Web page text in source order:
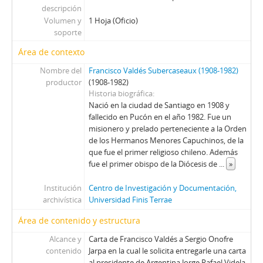
42 - Entrevista transcrita a Sergio Onofre Jarpa
43 - Telex de Sergio Onofre Jarpa al Representante de las Naciones Unidas
45 - Transcripción de la Intervención del Embajador de Chile en las Naciones Unidas Almirante Ismael Huerta
46 - Lista de candidatos a senadores apoyados por Chile Futuro con autor [desconocido]
47 - Informe "La destrucción de la democracia en Chile" con autor [desconocido]
48 - Informe sobre la Reforma Constitucional
49 - Fundamentos de Acción Nacional
50 - Transcripción de una intervención senatorial de Sergio Onofre Jarpa
51 - Programa de institucionalización socio-económica
52 - Carta firmada de Julio Canessa Robert a Sergio Onofre Jarpa con una transcripción de una discusión senatorial sobre la carta del Senador Pinochet al Presidente del Senado [Andrés Zaldívar]
53 - Carta de Sergio Onofre Jarpa al Directo del Mercurio
54 - Carta de Brun Siebert a Sr Director [desconocido] con documento anexo sobre Hospitales y otros centros de atención
55 - Declaración pública de la Fundación Chile Futuro
57 - Carta firmada de Alberto Espina a Sergio Onofre Jarpa
58 - Transcripción de discusión senatorial de Sergio Onofre Jarpa
59 - Comunicado de Renovación Nacional "Rectifiquemos el Error"
descripción
Volumen y
soporte
1 Hoja (Oficio)
Área de contexto
Nombre del
productor
Francisco Valdés Subercaseaux (1908-1982)
(1908-1982)
Historia biográfica
Nació en la ciudad de Santiago en 1908 y
fallecido en Pucón en el año 1982. Fue un
misionero y prelado perteneciente a la Orden
de los Hermanos Menores Capuchinos, de la
que fue el primer religioso chileno. Además
fue el primer obispo de la Diócesis de ... »
Institución
archivística
Centro de Investigación y Documentación,
Universidad Finis Terrae
Área de contenido y estructura
Alcance y
contenido
Carta de Francisco Valdés a Sergio Onofre
Jarpa en la cual le solicita entregarle una carta